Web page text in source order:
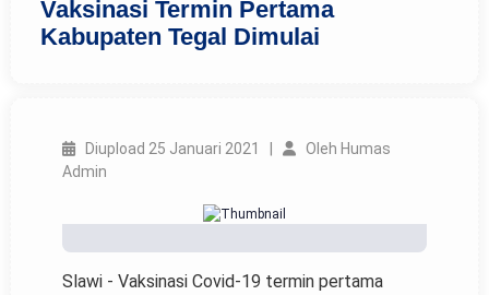
Vaksinasi Termin Pertama
Kabupaten Tegal Dimulai
Diupload 25 Januari 2021 |
Oleh Humas
Admin
Slawi - Vaksinasi Covid-19 termin pertama